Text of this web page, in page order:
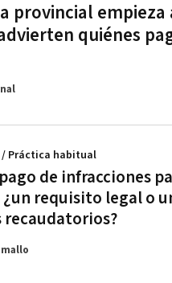
provincial empieza
quiénes
de infracciones
requisito legal o
recaudatorios?
/ Práctica habitual